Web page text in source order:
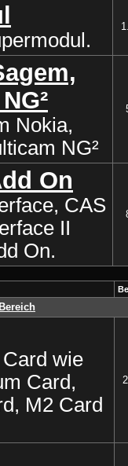
Nokia,
NG²
On
CAS
II
On.
wie
Card,
M2 Card